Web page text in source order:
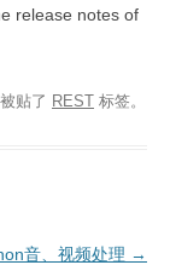
release notes of
贴了 REST 标签。
音、视频处理 →